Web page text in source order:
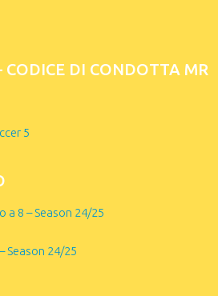
CODICE DI CONDOTTA MR
5
a 8 – Season 24/25
Season 24/25